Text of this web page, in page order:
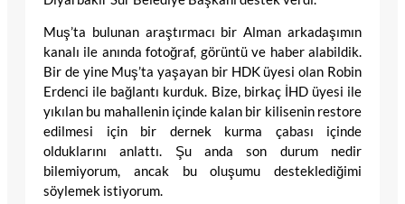
Muş’ta bulunan araştırmacı bir Alman arkadaşımın
kanalı ile anında fotoğraf, görüntü ve haber alabildik.
Bir de yine Muş’ta yaşayan bir HDK üyesi olan Robin
Erdenci ile bağlantı kurduk. Bize, birkaç İHD üyesi ile
yıkılan bu mahallenin içinde kalan bir kilisenin restore
edilmesi için bir dernek kurma çabası içinde
olduklarını anlattı. Şu anda son durum nedir
bilemiyorum, ancak bu oluşumu desteklediğimi
söylemek istiyorum.